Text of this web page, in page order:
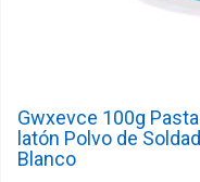
Gwxevce 100g
latón Polvo de
Blanco